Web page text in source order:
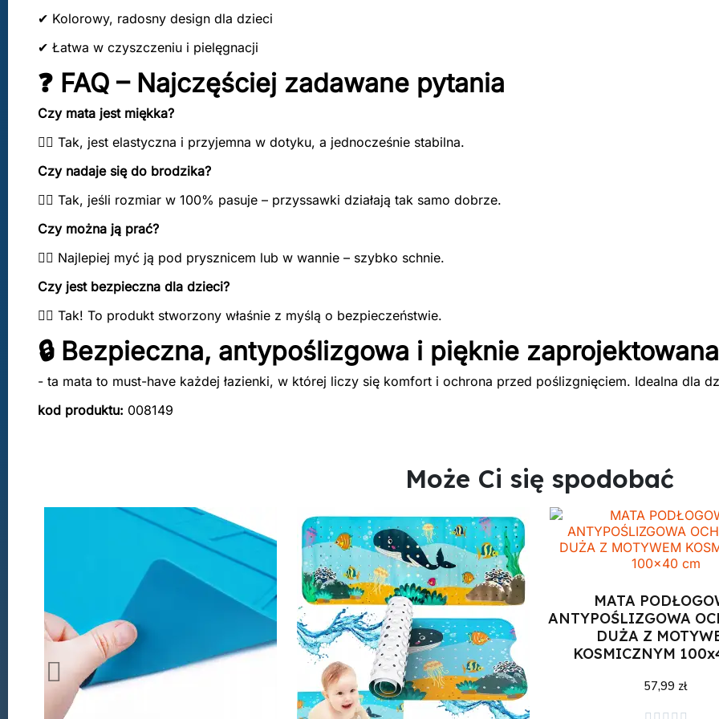
✔ Kolorowy, radosny design dla dzieci
✔ Łatwa w czyszczeniu i pielęgnacji
❓ FAQ – Najczęściej zadawane pytania
Czy mata jest miękka?
👍🏼 Tak, jest elastyczna i przyjemna w dotyku, a jednocześnie stabilna.
Czy nadaje się do brodzika?
👍🏼 Tak, jeśli rozmiar w 100% pasuje – przyssawki działają tak samo dobrze.
Czy można ją prać?
👎🏼 Najlepiej myć ją pod prysznicem lub w wannie – szybko schnie.
Czy jest bezpieczna dla dzieci?
👍🏼 Tak! To produkt stworzony właśnie z myślą o bezpieczeństwie.
🔒 Bezpieczna, antypoślizgowa i pięknie
- ta mata to must-have każdej łazienki, w której liczy się komfort i ochrona przed poślizgnięciem. Idealna dla
kod produktu: 008149
Może Ci się spodobać
MATA
ANTYPOŚLIZGOWA
DUŻA Z
KOSMICZNYM
57,99 zł
Dodaj do koszyka